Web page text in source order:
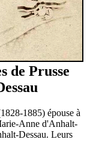
de Prusse
1885) épouse à
Anne d'Anhalt-
Dessau. Leurs